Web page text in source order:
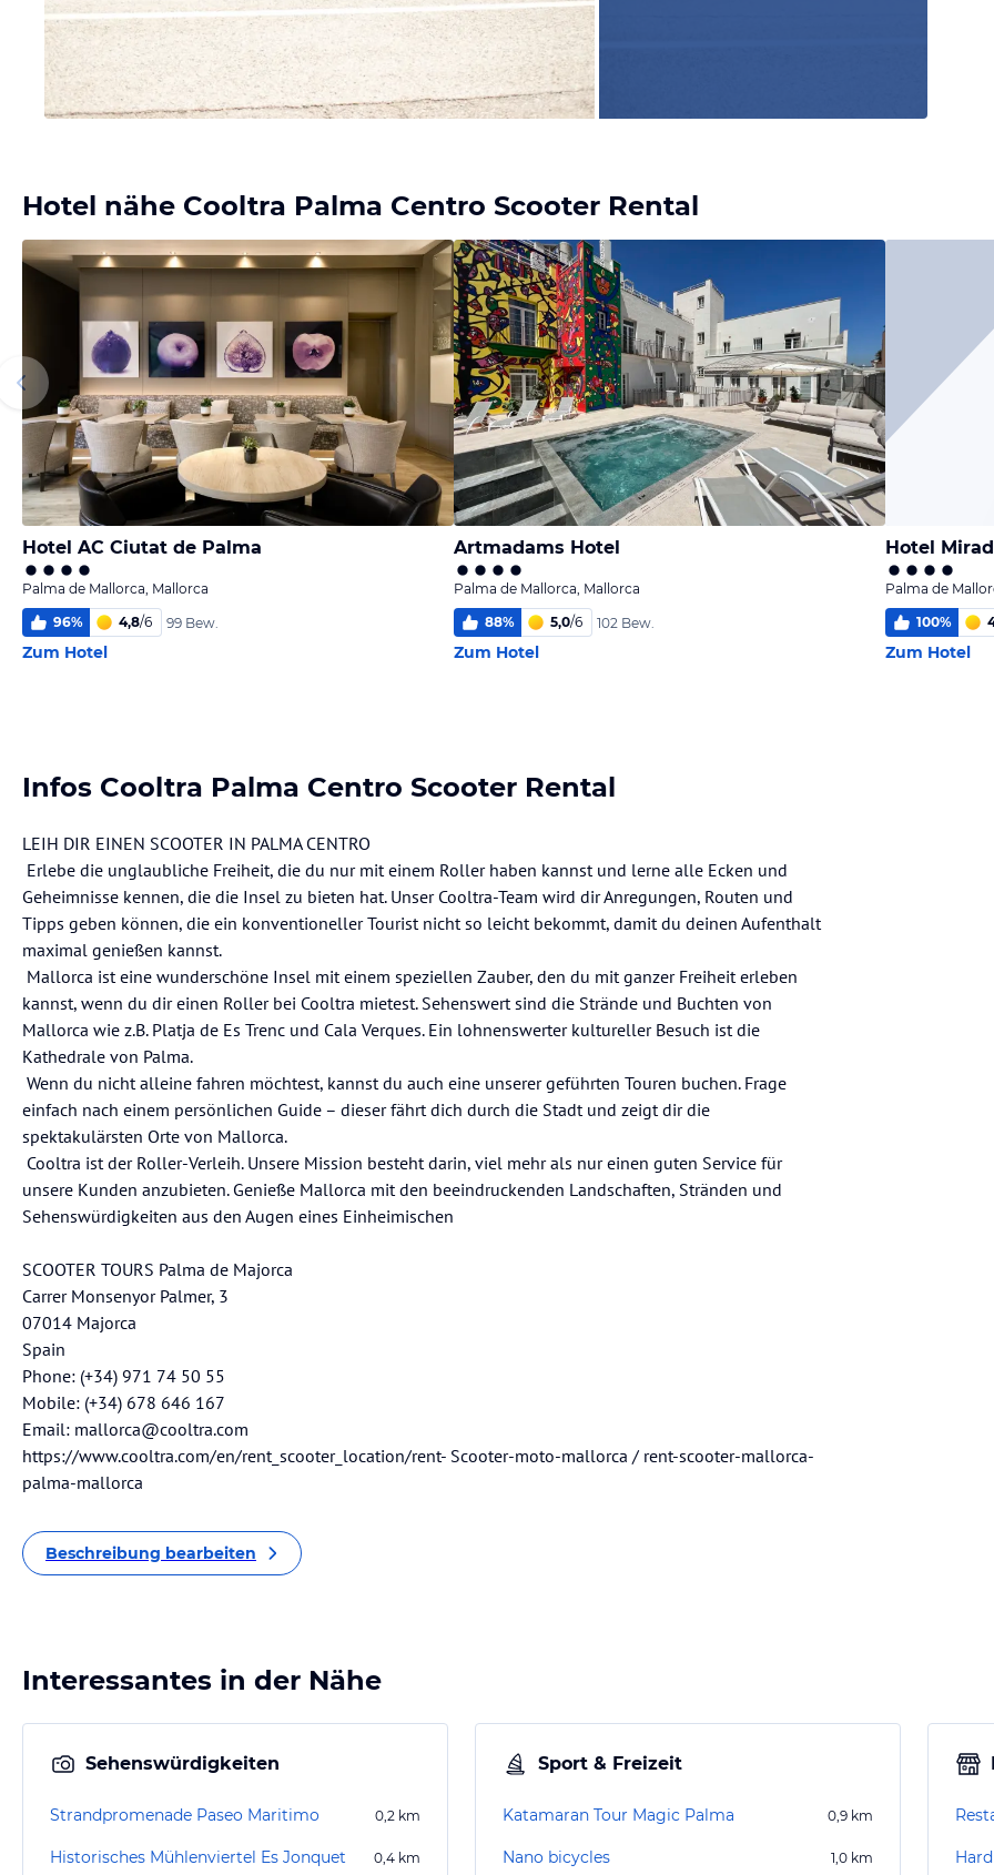
Hotel nähe Cooltra Palma Centro Scooter Rental
Hotel AC Ciutat de Palma
Palma de Mallorca, Mallorca
96% 4,8/6 99 Bew.
Zum Hotel
Artmadams Hotel
Palma de Mallorca, Mallorca
88% 5,0/6 102 Bew.
Zum Hotel
Hotel
Palma de
100%
Zum Hotel
Infos Cooltra Palma Centro Scooter Rental
LEIH DIR EINEN SCOOTER IN PALMA CENTRO
Erlebe die unglaubliche Freiheit, die du nur mit einem Roller haben kannst und lerne alle Ecken und
Geheimnisse kennen, die die Insel zu bieten hat. Unser Cooltra-Team wird dir Anregungen, Routen und
Tipps geben können, die ein konventioneller Tourist nicht so leicht bekommt, damit du deinen Aufenthalt
maximal genießen kannst.
Mallorca ist eine wunderschöne Insel mit einem speziellen Zauber, den du mit ganzer Freiheit erleben
kannst, wenn du dir einen Roller bei Cooltra mietest. Sehenswert sind die Strände und Buchten von
Mallorca wie z.B. Platja de Es Trenc und Cala Verques. Ein lohnenswerter kultureller Besuch ist die
Kathedrale von Palma.
Wenn du nicht alleine fahren möchtest, kannst du auch eine unserer geführten Touren buchen. Frage
einfach nach einem persönlichen Guide – dieser fährt dich durch die Stadt und zeigt dir die
spektakulärsten Orte von Mallorca.
Cooltra ist der Roller-Verleih. Unsere Mission besteht darin, viel mehr als nur einen guten Service für
unsere Kunden anzubieten. Genieße Mallorca mit den beeindruckenden Landschaften, Stränden und
Sehenswürdigkeiten aus den Augen eines Einheimischen
SCOOTER TOURS Palma de Majorca
Carrer Monsenyor Palmer, 3
07014 Majorca
Spain
Phone: (+34) 971 74 50 55
Mobile: (+34) 678 646 167
Email: mallorca@cooltra.com
https://www.cooltra.com/en/rent_scooter_location/rent- Scooter-moto-mallorca / rent-scooter-mallorca-
palma-mallorca
Beschreibung bearbeiten
Interessantes in der Nähe
Sehenswürdigkeiten
Strandpromenade Paseo Maritimo 0,2 km
Historisches Mühlenviertel Es Jonquet 0,4 km
Sport & Freizeit
Katamaran Tour Magic Palma 0,9 km
Nano bicycles 1,0 km